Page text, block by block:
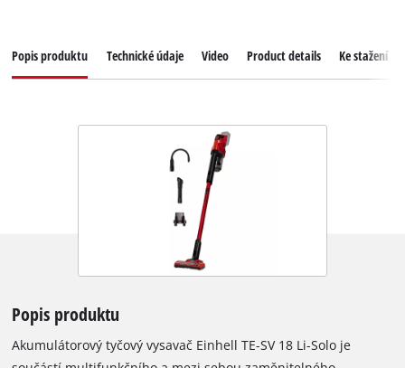
Popis produktu Technické údaje Video Product details Ke stažení
Popis produktu
Akumulátorový tyčový vysavač Einhell TE-SV 18 Li-Solo je